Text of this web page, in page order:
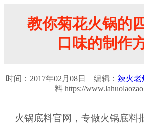
教你菊花火锅的
口味的制作
时间：2017年02月08日 编辑： 辣火老
料 https://
火锅底料官网，专做火锅底料